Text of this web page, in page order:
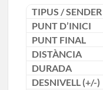
TIPUS / SENDER
PUNT D’INICI
PUNT FINAL
DISTÀNCIA
DURADA
DESNIVELL (+/-)